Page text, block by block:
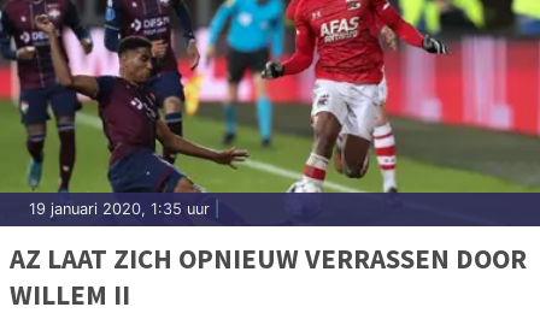
19 januari 2020, 1:35 uur
AZ LAAT ZICH OPNIEUW VERRASSEN DOOR
WILLEM II